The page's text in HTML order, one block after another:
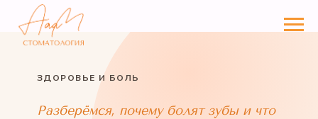
ЗДОРОВЬЕ И БОЛЬ
Разберёмся, почему болят зубы и что